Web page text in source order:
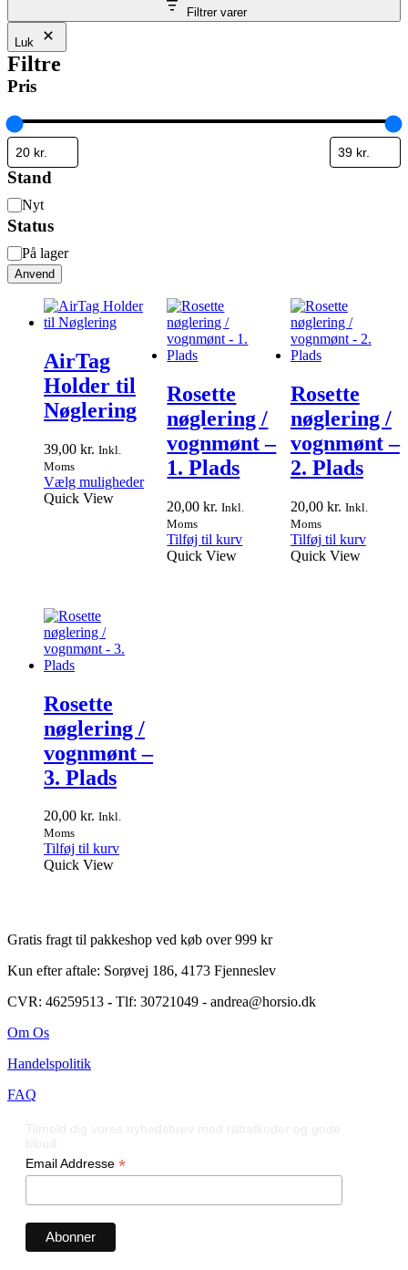
Filtrer varer
Luk
Filtre
Pris
Stand
Stand
Nyt
Status
Status
På lager
Anvend
AirTag
Holder til
Nøglering
39,00 kr. Inkl.
Moms
Vælg mulighederDette
flere
varianter.
Mulighederne
Quick View
Rosette
nøglering /
vognmønt –
1. Plads
20,00kr. Inkl.
Moms
Tilføj til kurv
Quick View
Rosette
nøglering /
vognmønt –
2. Plads
20,00 kr. Inkl.
Moms
Tilføj til kurv
Quick View
Rosette
nøglering /
vognmønt –
3. Plads
20,00 kr. Inkl.
Moms
Tilføj til kurv
Quick View
Gratis fragt til pakkeshop ved køb over 999 kr
Kun efter aftale: Sorøvej 186, 4173 Fjenneslev
CVR: 46259513 - Tlf: 30721049 - andrea@horsio.dk
Om Os
Handelspolitik
FAQ
Email Addresse *